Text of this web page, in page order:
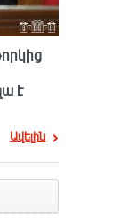
է
Ավելին